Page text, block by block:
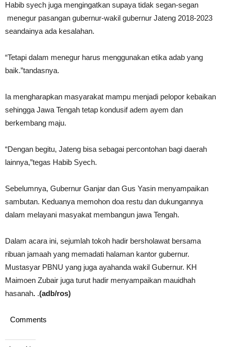
Habib syech juga mengingatkan supaya tidak segan-segan
menegur pasangan gubernur-wakil gubernur Jateng 2018-2023
seandainya ada kesalahan.
“Tetapi dalam menegur harus menggunakan etika adab yang
baik.”tandasnya.
Ia mengharapkan masyarakat mampu menjadi pelopor kebaikan
sehingga Jawa Tengah tetap kondusif adem ayem dan
berkembang maju.
“Dengan begitu, Jateng bisa sebagai percontohan bagi daerah
lainnya,”tegas Habib Syech.
Sebelumnya, Gubernur Ganjar dan Gus Yasin menyampaikan
sambutan. Keduanya memohon doa restu dan dukungannya
dalam melayani masyakat membangun jawa Tengah.
Dalam acara ini, sejumlah tokoh hadir bersholawat bersama
ribuan jamaah yang memadati halaman kantor gubernur.
Mustasyar PBNU yang juga ayahanda wakil Gubernur. KH
Maimoen Zubair juga turut hadir menyampaikan mauidhah
hasanah. .(adb/ros)
Comments